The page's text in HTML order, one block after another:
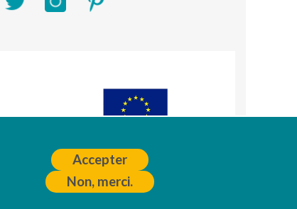
Accepter
Non, merci.